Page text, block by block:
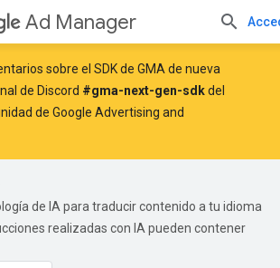
Ad Manager
sobre el SDK de GMA de nueva
de Discord #gma-next-gen-sdkdel
de Google Advertising and
de IA para traducir contenido a tu idioma
realizadas con IA pueden contener